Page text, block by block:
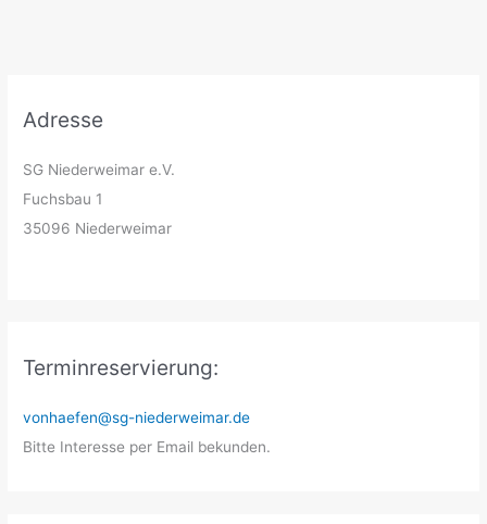
Adresse
SG Niederweimar e.V.
Fuchsbau 1
35096 Niederweimar
Terminreservierung:
vonhaefen@sg-niederweimar.de
Bitte Interesse per Email bekunden.